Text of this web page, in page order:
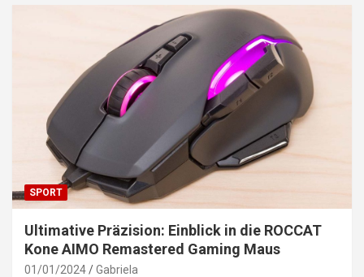
SPORT
Ultimative Präzision: Einblick in die ROCCAT
Kone AIMO Remastered Gaming Maus
01/01/2024 Gabriela